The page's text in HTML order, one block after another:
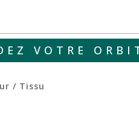
VOTRE
/ Tissu